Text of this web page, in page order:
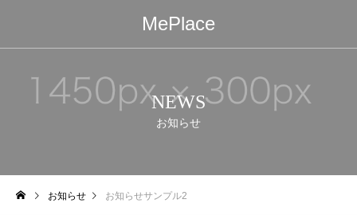
MePlace
NEWS
お知らせ
お知らせ お知らせサンプル2